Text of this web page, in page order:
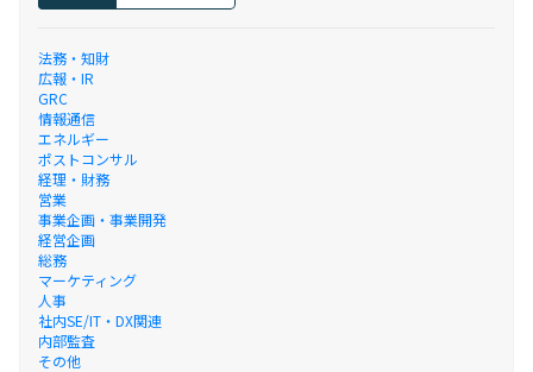
法務・知財
広報・IR
GRC
情報通信
エネルギー
ポストコンサル
経理・財務
営業
事業企画・事業開発
経営企画
総務
マーケティング
人事
社内SE/IT・DX関連
内部監査
その他